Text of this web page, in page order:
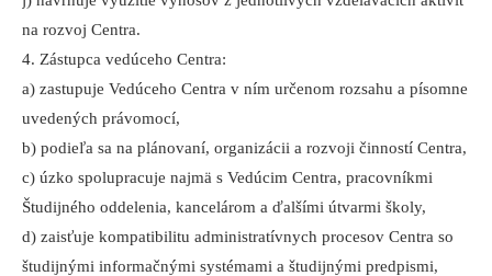
na rozvoj Centra.
4. Zástupca vedúceho Centra:
a) zastupuje Vedúceho Centra v ním určenom rozsahu a písomne
​​uvedených právomocí,
b) podieľa sa na plánovaní, organizácii a rozvoji činností Centra,
c) úzko spolupracuje najmä s Vedúcim Centra, pracovníkmi
Študijného oddelenia, kancelárom a ďalšími útvarmi školy,
d) zaisťuje kompatibilitu administratívnych procesov Centra so
študijnými informačnými systémami a študijnými predpismi,